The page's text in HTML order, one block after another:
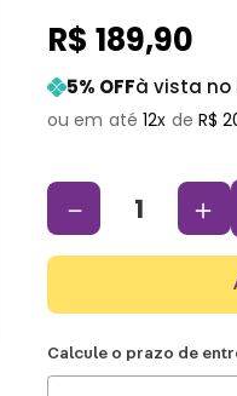
R$ 189,90
5% OFFà vista no
12 R$
＋
－